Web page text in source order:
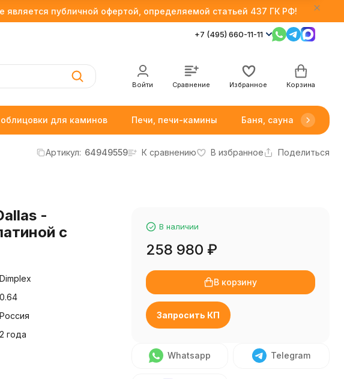
публичной офертой, определяемой статьей 437 ГК РФ!
+7 (495) 660-11-11
Войти Сравнение Избранное Корзина
для каминов Печи, печи-камины Баня, сауна
Артикул: 64949559 К сравнению В избранное Поделиться
-
с
Dimplex
0.64
Россия
2 года
В наличии
258 980 ₽
В корзину
Запросить КП
Whatsapp Telegram